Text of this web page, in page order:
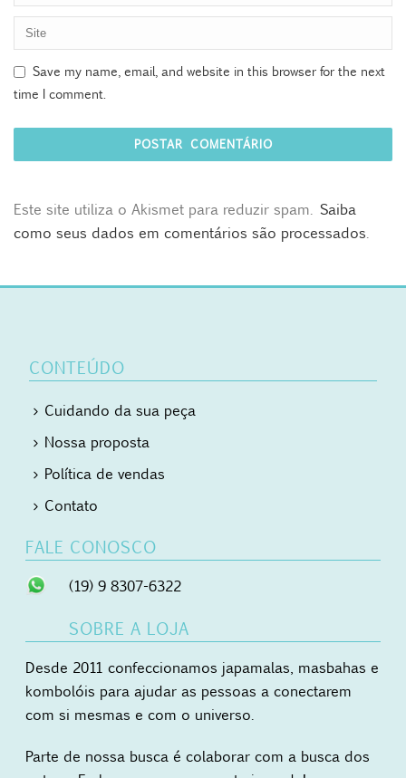
Save my name, email, and website in this browser for the next
time I comment.
Este site utiliza o Akismet para reduzir spam. Saiba
como seus dados em comentários são processados.
CONTEÚDO
Cuidando da sua peça
Nossa proposta
Política de vendas
Contato
FALE CONOSCO
(19) 9 8307-6322
SOBRE A LOJA
Desde 2011 confeccionamos japamalas, masbahas e
kombolóis para ajudar as pessoas a conectarem
com si mesmas e com o universo.
Parte de nossa busca é colaborar com a busca dos